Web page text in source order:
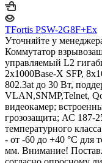
TFortis PSW-2G8F+Ex
Уточняйте у
Коммутатор
управляемый L2
2х1000Base-X SFP,
802.3at до 30 Вт,
VLAN,SNMP,Telnet,
видеокамер;
грозозащита; АС 187-
температурного
- от -60 до +40 °С для
мм. Внимание!